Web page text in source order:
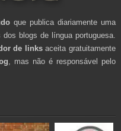
que publica diariamente uma
blogs de língua portuguesa.
de linksaceita gratuitamente
, mas não é responsável pelo